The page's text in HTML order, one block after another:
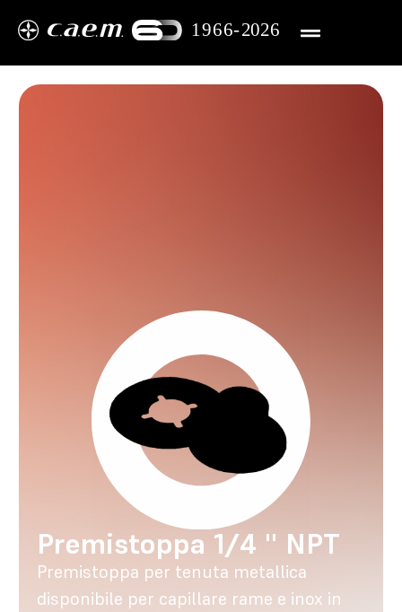
Premistoppa 1/4 '' NPT
Premistoppa per tenuta metallica
disponibile per capillare rame e inox in